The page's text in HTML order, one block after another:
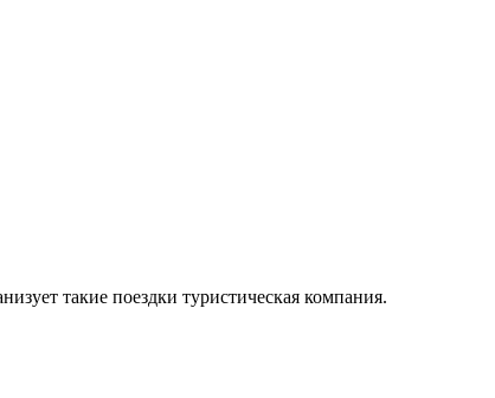
такие поездки туристическая компания.